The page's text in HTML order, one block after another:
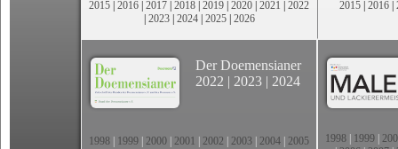
2015 | 2016 | 2017 | 2018 | 2019 | 2020 | 2021 | 2022
| 2023| 2024| 2025| 2026
2015 | 2016 |
Der Doemensianer
2022 | 2023 | 2024
1998 1999 2000 2001 2002 2003 2004 2005
1998 1999